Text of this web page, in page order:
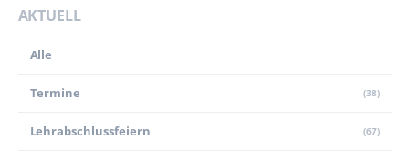
AKTUELL
Alle
Termine (38)
Lehr­abschluss­feiern (67)